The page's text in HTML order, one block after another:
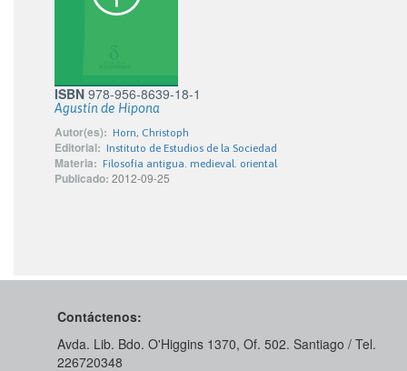
ISBN 978-956-8639-18-1
Agustín de Hipona
Autor(es): Horn, Christoph
Editorial: Instituto de Estudios de la Sociedad
Materia: Filosofía antigua. medieval. oriental
Publicado: 2012-09-25
Contáctenos:
Avda. Lib. Bdo. O'Higgins 1370, Of. 502. Santiago / Tel.
226720348